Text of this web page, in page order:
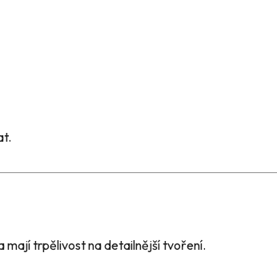
mají trpělivost na detailnější tvoření.